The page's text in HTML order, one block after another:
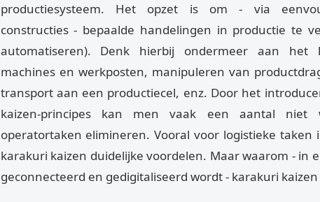
productiesysteem. Het opzet is om - via
constructies - bepaalde handelingen in productie te
automatiseren). Denk hierbij ondermeer aan het
machines en werkposten, manipuleren van
transport aan een productiecel, enz. Door het
kaizen-principes kan men vaak een aantal niet
operatortaken elimineren. Vooral voor logistieke taken
karakuri kaizen duidelijke voordelen. Maar waarom - in
geconnecteerd en gedigitaliseerd wordt - karakuri kaizen